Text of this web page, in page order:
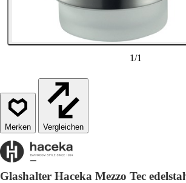
1/1
Vergleichen
Glashalter Haceka Mezzo Tec